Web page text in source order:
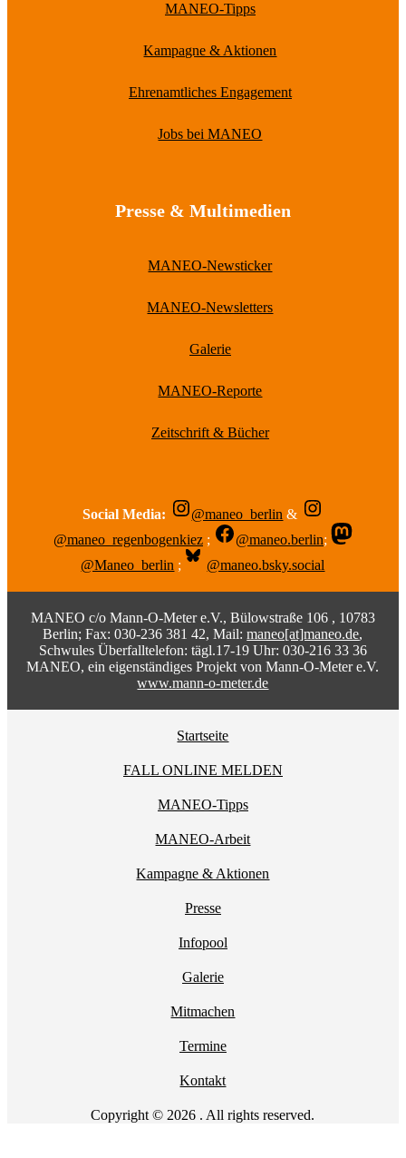
MANEO-Tipps
Kampagne & Aktionen
Ehrenamtliches Engagement
Jobs bei MANEO
Presse & Multimedien
MANEO-Newsticker
MANEO-Newsletters
Galerie
MANEO-Reporte
Zeitschrift & Bücher
Social Media: @maneo_berlin &
@maneo_regenbogenkiez ; @maneo.berlin;
@Maneo_berlin ; @maneo.bsky.social
MANEO c/o Mann-O-Meter e.V., Bülowstraße 106 , 10783
Berlin; Fax: 030-236 381 42, Mail:maneo[at]maneo.de,
Schwules Überfalltelefon: tägl.17-19 Uhr: 030-216 33 36
MANEO, ein eigenständiges Projekt von Mann-O-Meter e.V.
www.mann-o-meter.de
Startseite
FALL ONLINE MELDEN
MANEO-Tipps
MANEO-Arbeit
Kampagne & Aktionen
Presse
Infopool
Galerie
Mitmachen
Termine
Kontakt
Copyright © 2026 . All rights reserved.